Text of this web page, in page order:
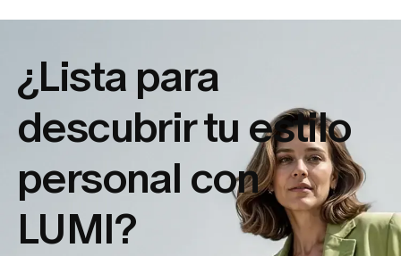
¿Lista para
descubrir tu estilo
personal con
LUMI?